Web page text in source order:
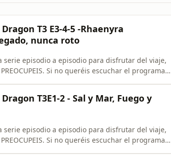
T3 E3-4-5 -Rhaenyra
nunca roto
Si no queréis escuchar el programa
T3E1-2 - Sal y Mar, Fuego y
Si no queréis escuchar el programa